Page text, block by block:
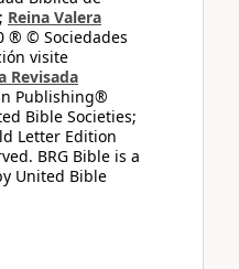
Reina Valera
® © Sociedades
visite
Revisada
Publishing®
Bible Societies;
Letter Edition
BRG Bible is a
United Bible